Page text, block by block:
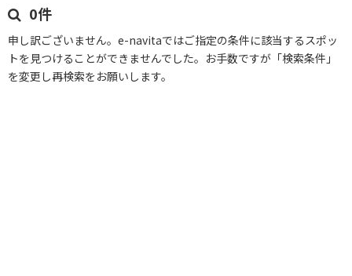
0件
申し訳ございません。e-navitaではご指定の条件に該当するスポッ
トを見つけることができませんでした。お手数ですが「検索条件」
を変更し再検索をお願いします。